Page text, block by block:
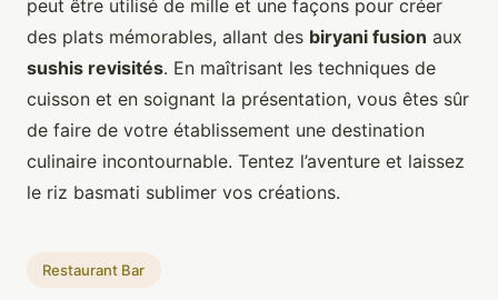
peut être utilisé de mille et une façons pour créer
des plats mémorables, allant des biryani fusion aux
sushis revisités. En maîtrisant les techniques de
cuisson et en soignant la présentation, vous êtes sûr
de faire de votre établissement une destination
culinaire incontournable. Tentez l’aventure et laissez
le riz basmati sublimer vos créations.
Restaurant Bar